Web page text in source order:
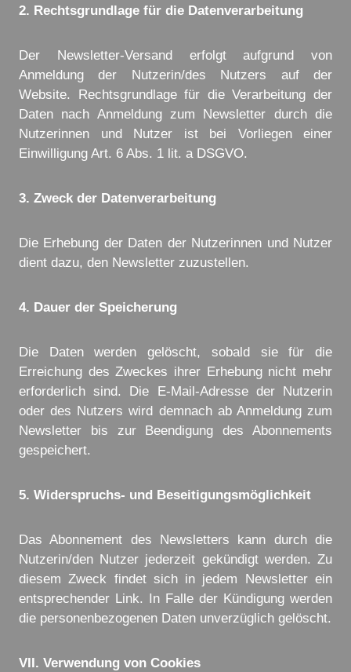
2. Rechtsgrundlage für die Datenverarbeitung
Der Newsletter-Versand erfolgt aufgrund von
Anmeldung der Nutzerin/des Nutzers auf der
Website. Rechtsgrundlage für die Verarbeitung der
Daten nach Anmeldung zum Newsletter durch die
Nutzerinnen und Nutzer ist bei Vorliegen einer
Einwilligung Art. 6 Abs. 1 lit. a DSGVO.
3. Zweck der Datenverarbeitung
Die Erhebung der Daten der Nutzerinnen und Nutzer
dient dazu, den Newsletter zuzustellen.
4. Dauer der Speicherung
Die Daten werden gelöscht, sobald sie für die
Erreichung des Zweckes ihrer Erhebung nicht mehr
erforderlich sind. Die E-Mail-Adresse der Nutzerin
oder des Nutzers wird demnach ab Anmeldung zum
Newsletter bis zur Beendigung des Abonnements
gespeichert.
5. Widerspruchs- und Beseitigungsmöglichkeit
Das Abonnement des Newsletters kann durch die
Nutzerin/den Nutzer jederzeit gekündigt werden. Zu
diesem Zweck findet sich in jedem Newsletter ein
entsprechender Link. In Falle der Kündigung werden
die personenbezogenen Daten unverzüglich gelöscht.
VII. Verwendung von Cookies